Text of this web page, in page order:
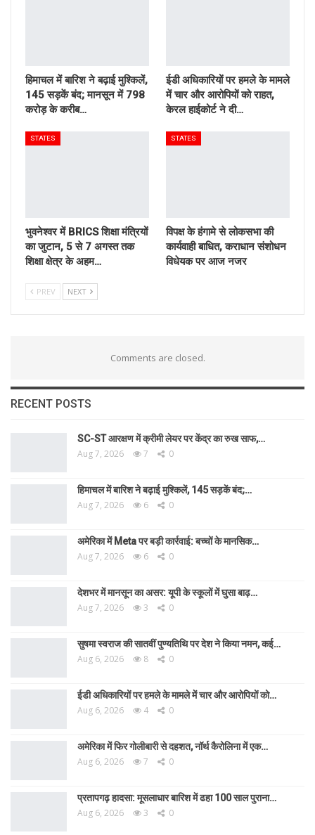
हिमाचल में बारिश ने बढ़ाई मुश्किलें,
145 सड़कें बंद; मानसून में 798
करोड़ के करीब…
ईडी अधिकारियों पर हमले के मामले
में चार और आरोपियों को राहत,
केरल हाईकोर्ट ने दी…
STATES
भुवनेश्वर में BRICS शिक्षा मंत्रियों
का जुटान, 5 से 7 अगस्त तक
शिक्षा क्षेत्र के अहम…
STATES
विपक्ष के हंगामे से लोकसभा की
कार्यवाही बाधित, कराधान संशोधन
विधेयक पर आज नजर
PREV NEXT
Comments are closed.
RECENT POSTS
SC-ST आरक्षण में क्रीमी लेयर पर केंद्र का रुख साफ,…
Aug 7, 2026 7 0
हिमाचल में बारिश ने बढ़ाई मुश्किलें, 145 सड़कें बंद;…
Aug 7, 2026 6 0
अमेरिका में Meta पर बड़ी कार्रवाई: बच्चों के मानसिक…
Aug 7, 2026 6 0
देशभर में मानसून का असर: यूपी के स्कूलों में घुसा बाढ़…
Aug 7, 2026 3 0
सुषमा स्वराज की सातवीं पुण्यतिथि पर देश ने किया नमन, कई…
Aug 6, 2026 8 0
ईडी अधिकारियों पर हमले के मामले में चार और आरोपियों को…
Aug 6, 2026 4 0
अमेरिका में फिर गोलीबारी से दहशत, नॉर्थ कैरोलिना में एक…
Aug 6, 2026 7 0
प्रतापगढ़ हादसा: मूसलाधार बारिश में ढहा 100 साल पुराना…
Aug 6, 2026 3 0